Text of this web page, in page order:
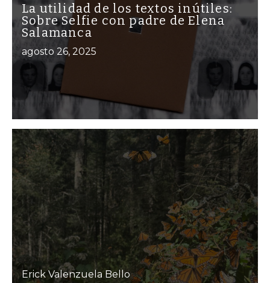
La utilidad de los textos inútiles:
Sobre Selfie con padre de Elena
Salamanca
agosto 26, 2025
Erick Valenzuela Bello